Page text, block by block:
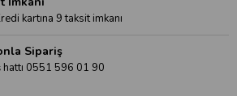
kartına 9 taksit imkanı
Sipariş
hattı 0551 596 01 90